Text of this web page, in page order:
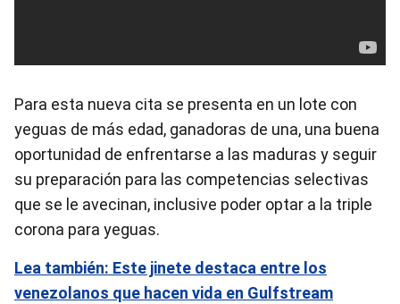
Para esta nueva cita se presenta en un lote con
yeguas de más edad, ganadoras de una, una buena
oportunidad de enfrentarse a las maduras y seguir
su preparación para las competencias selectivas
que se le avecinan, inclusive poder optar a la triple
corona para yeguas.
Lea también: Este jinete destaca entre los
venezolanos que hacen vida en Gulfstream